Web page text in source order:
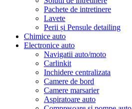
Pachete de intretinere
Lavete
Perii și Pensule detailing
Chimice auto
Electronice auto
Navigatii auto/moto
Carlinkit
Inchidere centralizata
Camere de bord
Camere marsarier
Aspiratoare auto